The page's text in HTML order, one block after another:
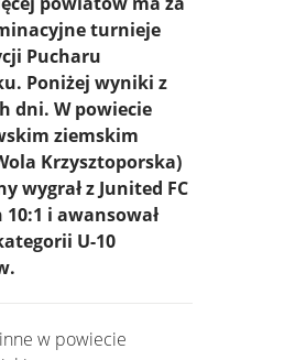
turnieje
Pucharu
Poniżej wyniki z
dni. W powiecie
ziemskim
Krzysztoporska)
wygrał z Junited FC
i awansował
U-10
w powiecie